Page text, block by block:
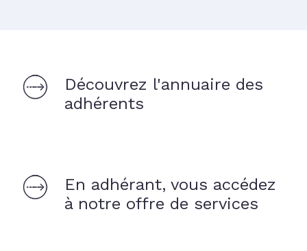
Découvrez l'annuaire des
adhérents
En adhérant, vous accédez
à notre offre de services